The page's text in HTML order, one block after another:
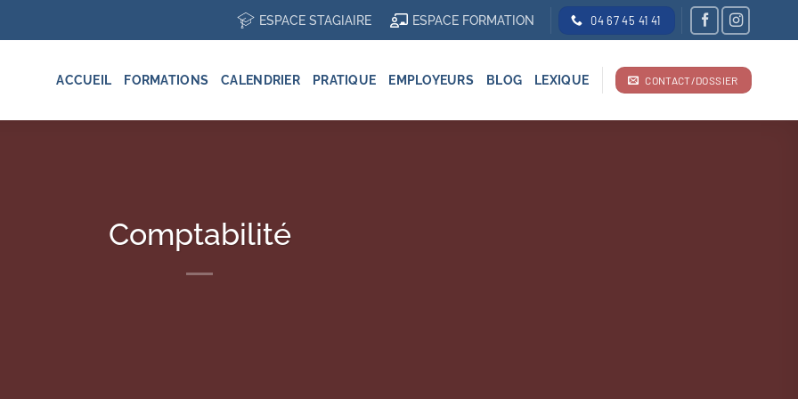
ESPACE STAGIAIRE ESPACE FORMATION 04 67 45 41 41
ACCUEIL FORMATIONS CALENDRIER PRATIQUE EMPLOYEURS BLOG LEXIQUE CONTACT/DOSSIER
Comptabilité